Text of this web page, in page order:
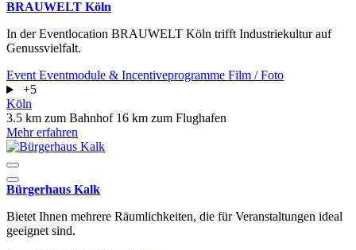
BRAUWELT Köln
In der Eventlocation BRAUWELT Köln trifft Industriekultur auf
Genussvielfalt.
Event Eventmodule & Incentiveprogramme Film / Foto
+5
Köln
3.5 km zum Bahnhof 16 km zum Flughafen
Mehr erfahren
Bürgerhaus Kalk
Bietet Ihnen mehrere Räumlichkeiten, die für Veranstaltungen ideal
geeignet sind.